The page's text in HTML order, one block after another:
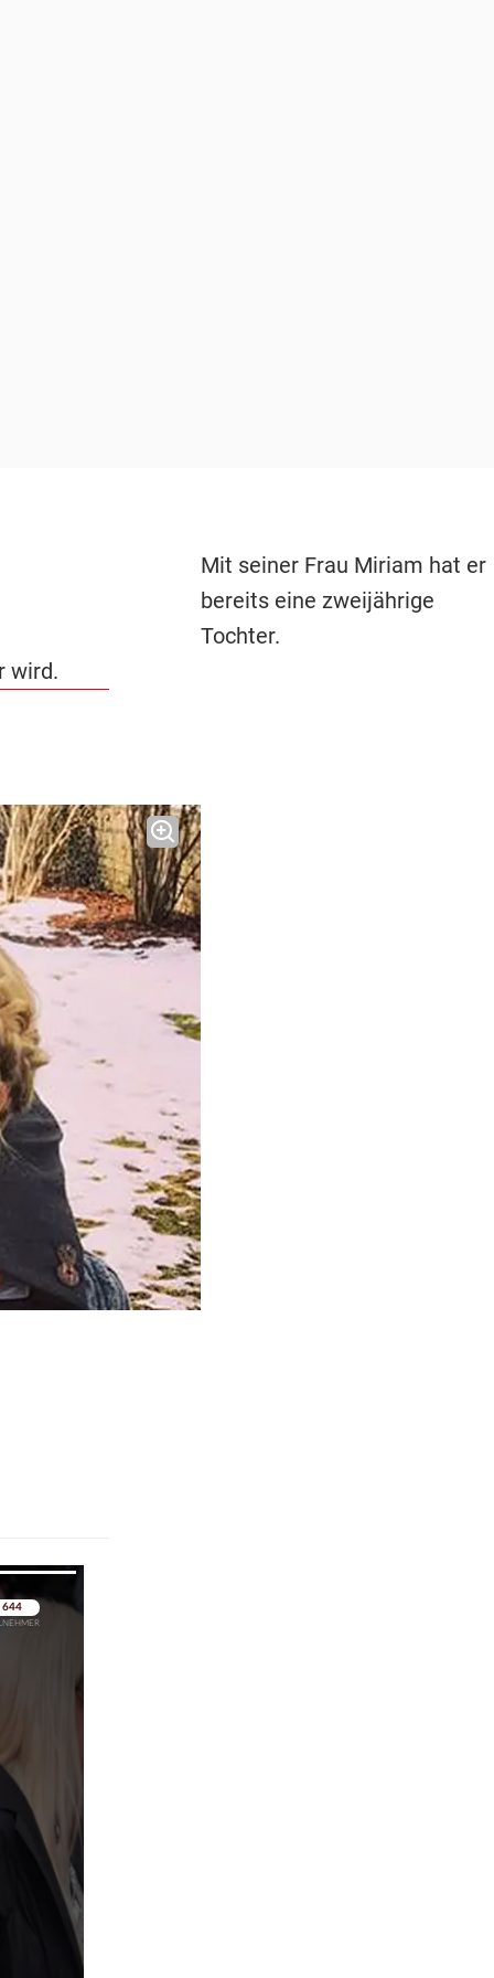
Mit seiner Frau Miriam hat er
bereits eine zweijährige
Tochter.
wird.